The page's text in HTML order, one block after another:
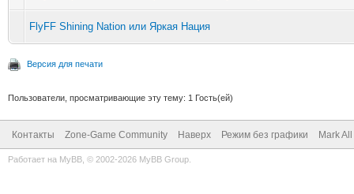
FlyFF Shining Nation или Яркая Нация
Версия для печати
Пользователи, просматривающие эту тему: 1 Гость(ей)
Контакты Zone-Game Community Наверх Режим без графики Mark
Работает на MyBB , © 2002-2026 MyBB Group